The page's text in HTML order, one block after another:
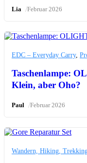
Lia /Februar 2026
EDC – Everyday Carry,
Taschenlampe:
Klein, aber Oho?
Paul /Februar 2026
Wandern, Hiking,